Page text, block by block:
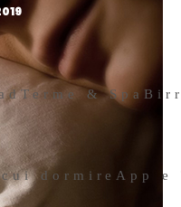
Terme & Spa
dormire App e